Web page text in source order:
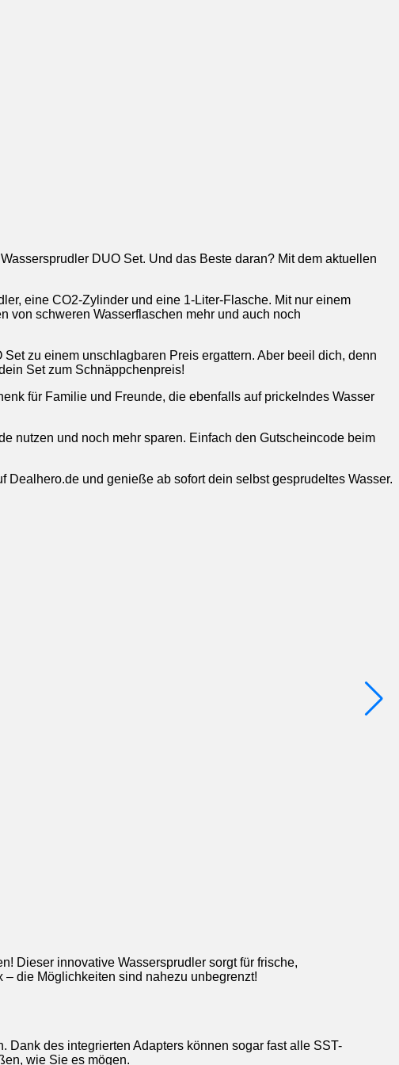
DUO Set. Und das Beste daran? Mit dem aktuellen
eine CO2-Zylinder und eine 1-Liter-Flasche. Mit nur einem
von schweren Wasserflaschen mehr und auch noch
zu einem unschlagbaren Preis ergattern. Aber beeil dich, denn
Set zum Schnäppchenpreis!
für Familie und Freunde, die ebenfalls auf prickelndes Wasser
nutzen und noch mehr sparen. Einfach den Gutscheincode beim
und genieße ab sofort dein selbst gesprudeltes Wasser.
Dieser innovative Wassersprudler sorgt für frische,
die Möglichkeiten sind nahezu unbegrenzt!
Dank des integrierten Adapters können sogar fast alle SST-
wie Sie es mögen.